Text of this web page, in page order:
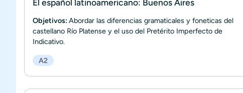
El español latinoamericano: Buenos Aires
Objetivos: Abordar las diferencias gramaticales y foneticas del
castellano Río Platense y el uso del Pretérito Imperfecto de
Indicativo.
A2